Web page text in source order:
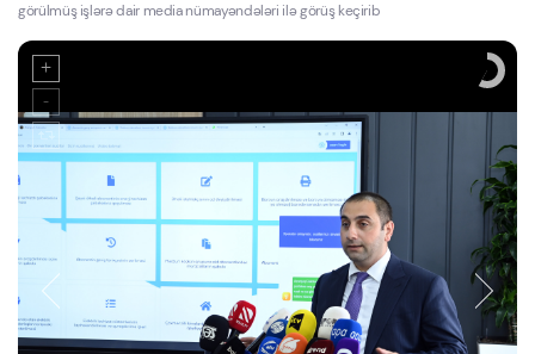
görülmüş işlərə dair media nümayəndələri ilə görüş keçirib